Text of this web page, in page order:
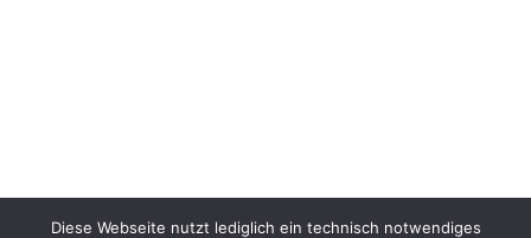
Diese Webseite nutzt lediglich ein technisch notwendiges